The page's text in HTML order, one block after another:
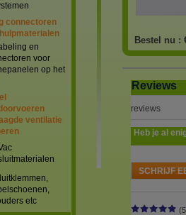
connectoren
en
voor
op het
ventilatie
etc
Bestel nu :
Reviews
reviews
Heb je al
SCHRIJF